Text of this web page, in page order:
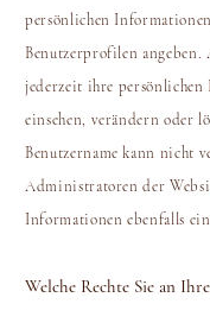
persönlichen
Benutzerprofilen angeben.
jederzeit ihre
einsehen, verändern oder
Benutzername kann nicht
Administratoren der
Informationen ebenfalls
Welche Rechte Sie an